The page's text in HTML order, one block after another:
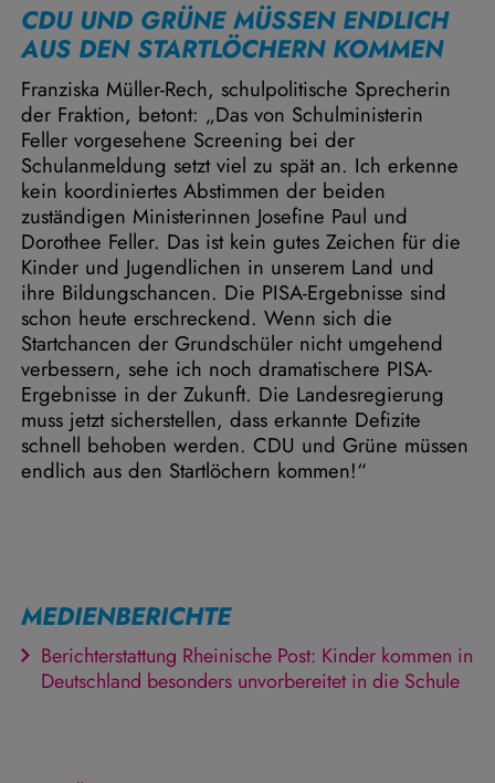
CDU UND GRÜNE MÜSSEN ENDLICH
AUS DEN STARTLÖCHERN KOMMEN
Franziska Müller-Rech, schulpolitische Sprecherin
der Fraktion, betont: „Das von Schulministerin
Feller vorgesehene Screening bei der
Schulanmeldung setzt viel zu spät an. Ich erkenne
kein koordiniertes Abstimmen der beiden
zuständigen Ministerinnen Josefine Paul und
Dorothee Feller. Das ist kein gutes Zeichen für die
Kinder und Jugendlichen in unserem Land und
ihre Bildungschancen. Die PISA-Ergebnisse sind
schon heute erschreckend. Wenn sich die
Startchancen der Grundschüler nicht umgehend
verbessern, sehe ich noch dramatischere PISA-
Ergebnisse in der Zukunft. Die Landesregierung
muss jetzt sicherstellen, dass erkannte Defizite
schnell behoben werden. CDU und Grüne müssen
endlich aus den Startlöchern kommen!“
MEDIENBERICHTE
Berichterstattung Rheinische Post: Kinder kommen in
Deutschland besonders unvorbereitet in die Schule